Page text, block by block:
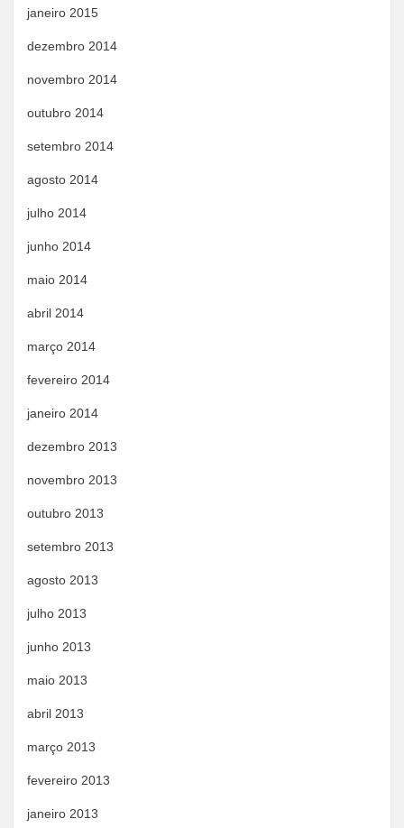
janeiro 2015
dezembro 2014
novembro 2014
outubro 2014
setembro 2014
agosto 2014
julho 2014
junho 2014
maio 2014
abril 2014
março 2014
fevereiro 2014
janeiro 2014
dezembro 2013
novembro 2013
outubro 2013
setembro 2013
agosto 2013
julho 2013
junho 2013
maio 2013
abril 2013
março 2013
fevereiro 2013
janeiro 2013